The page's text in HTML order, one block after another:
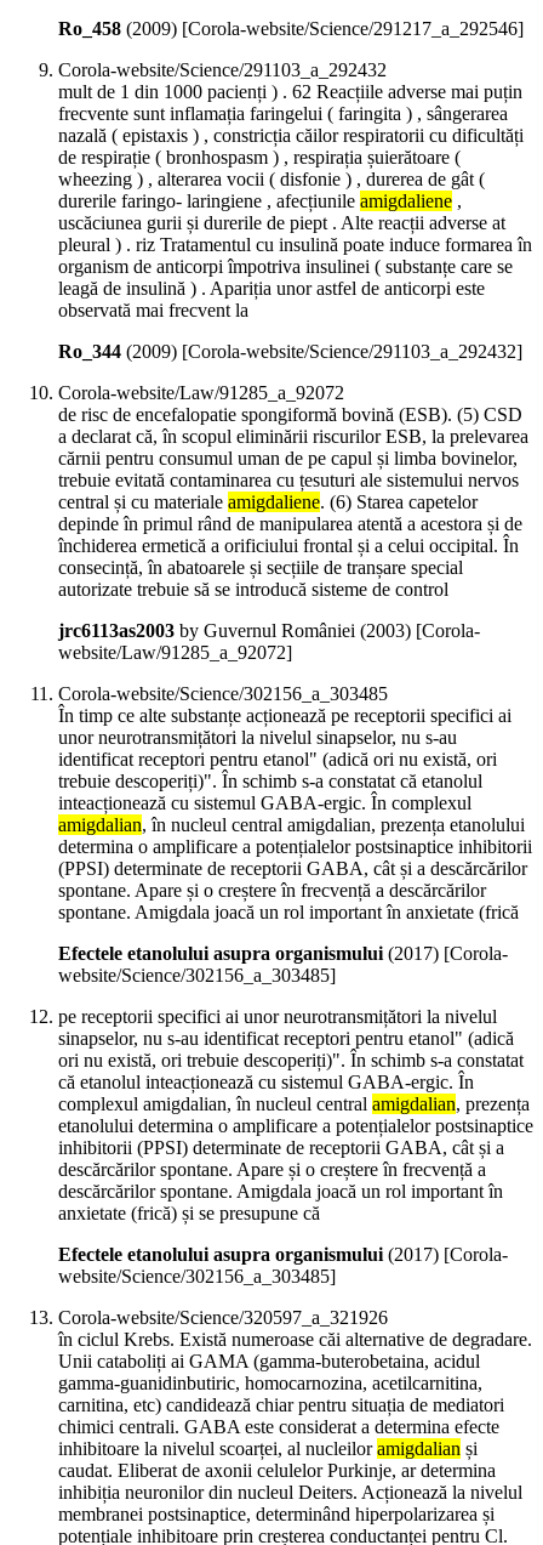
Ro_458 (2009) [Corola-website/Science/291217_a_292546]
Corola-website/Science/291103_a_292432
mult de 1 din 1000 pacienți ) . 62 Reacțiile adverse mai puțin
frecvente sunt inflamația faringelui ( faringita ) , sângerarea
nazală ( epistaxis ) , constricția căilor respiratorii cu dificultăți
de respirație ( bronhospasm ) , respirația șuierătoare (
wheezing ) , alterarea vocii ( disfonie ) , durerea de gât (
durerile faringo- laringiene , afecțiunile amigdaliene ,
uscăciunea gurii și durerile de piept . Alte reacții adverse at
pleural ) . riz Tratamentul cu insulină poate induce formarea în
organism de anticorpi împotriva insulinei ( substanțe care se
leagă de insulină ) . Apariția unor astfel de anticorpi este
observată mai frecvent la
Ro_344 (2009) [Corola-website/Science/291103_a_292432]
Corola-website/Law/91285_a_92072
de risc de encefalopatie spongiformă bovină (ESB). (5) CSD
a declarat că, în scopul eliminării riscurilor ESB, la prelevarea
cărnii pentru consumul uman de pe capul și limba bovinelor,
trebuie evitată contaminarea cu țesuturi ale sistemului nervos
central și cu materiale amigdaliene. (6) Starea capetelor
depinde în primul rând de manipularea atentă a acestora și de
închiderea ermetică a orificiului frontal și a celui occipital. În
consecință, în abatoarele și secțiile de tranșare special
autorizate trebuie să se introducă sisteme de control
jrc6113as2003 by Guvernul României (2003) [Corola-
website/Law/91285_a_92072]
Corola-website/Science/302156_a_303485
În timp ce alte substanțe acționează pe receptorii specifici ai
unor neurotransmițători la nivelul sinapselor, nu s-au
identificat receptori pentru etanol" (adică ori nu există, ori
trebuie descoperiți)". În schimb s-a constatat că etanolul
inteacționează cu sistemul GABA-ergic. În complexul
amigdalian, în nucleul central amigdalian, prezența etanolului
determina o amplificare a potențialelor postsinaptice inhibitorii
(PPSI) determinate de receptorii GABA, cât și a descărcărilor
spontane. Apare și o creștere în frecvență a descărcărilor
spontane. Amigdala joacă un rol important în anxietate (frică
Efectele etanolului asupra organismului(2017) [Corola-
website/Science/302156_a_303485]
pe receptorii specifici ai unor neurotransmițători la nivelul
sinapselor, nu s-au identificat receptori pentru etanol" (adică
ori nu există, ori trebuie descoperiți)". În schimb s-a constatat
că etanolul inteacționează cu sistemul GABA-ergic. În
complexul amigdalian, în nucleul central amigdalian, prezența
etanolului determina o amplificare a potențialelor postsinaptice
inhibitorii (PPSI) determinate de receptorii GABA, cât și a
descărcărilor spontane. Apare și o creștere în frecvență a
descărcărilor spontane. Amigdala joacă un rol important în
anxietate (frică) și se presupune că
Efectele etanolului asupra organismului(2017) [Corola-
website/Science/302156_a_303485]
Corola-website/Science/320597_a_321926
în ciclul Krebs. Există numeroase căi alternative de degradare.
Unii cataboliți ai GAMA (gamma-buterobetaina, acidul
gamma-guanidinbutiric, homocarnozina, acetilcarnitina,
carnitina, etc) candidează chiar pentru situația de mediatori
chimici centrali. GABA este considerat a determina efecte
inhibitoare la nivelul scoarței, al nucleiloramigdalian și
caudat. Eliberat de axonii celulelor Purkinje, ar determina
inhibiția neuronilor din nucleul Deiters. Acționează la nivelul
membranei postsinaptice, determinând hiperpolarizarea și
potențiale inhibitoare prin creșterea conductanței pentru Cl.